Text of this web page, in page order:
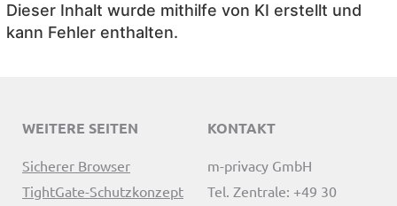
Dieser Inhalt wurde mithilfe von KI erstellt und
kann Fehler enthalten.
WEITERE SEITEN
Sicherer Browser
TightGate-Schutzkonzept
KONTAKT
m-privacy GmbH
Tel. Zentrale: +49 30